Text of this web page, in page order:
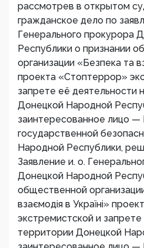
рассмотрев в открытом
гражданское дело по
Генерального прокурора
Республики о признании
организации «Безпека та
проекта «Стоптеррор»
запрете её деятельности
Донецкой Народной
заинтересованное лицо
государственной
Народной Республики,
Заявление и. о.
Донецкой Народной
общественной
взаємодія в Україні»
экстремистской и
территории Донецкой